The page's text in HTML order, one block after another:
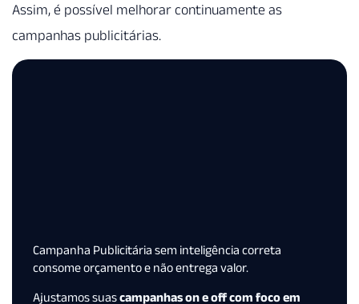
Assim, é possível melhorar continuamente as
campanhas publicitárias.
Campanha Publicitária sem inteligência correta
consome orçamento e não entrega valor.
Ajustamos suascampanhas on e off com foco em